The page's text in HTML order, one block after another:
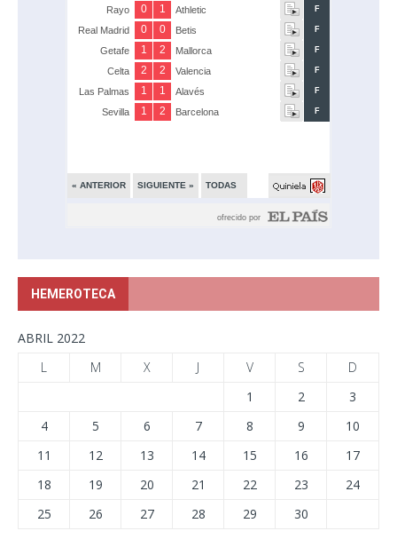
HEMEROTECA
ABRIL 2022
L
M X J V S
D
1
2
3
4
5 6 7 8 9
10
11
12 13 14 15 16
17
18
19 20 21 22 23
24
25
26 27 28 29 30